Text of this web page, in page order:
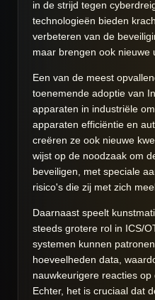
in de strijd tegen
technologieën bieden
verbeteren van de
maar brengen ook nieuwe
Een van de meest
toenemende adoptie van
apparaten in industriële
apparaten efficiëntie en
creëren ze ook nieuwe
wijst op de noodzaak om
beveiligen, met speciale
risico's die zij met zich
Daarnaast speelt
steeds grotere rol in ICS/
systemen kunnen
hoeveelheden data,
nauwkeurigere reacties
Echter, het is cruciaal dat